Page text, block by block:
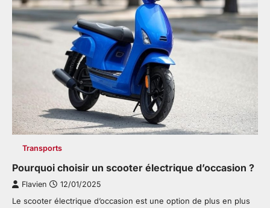
Transports
Pourquoi choisir un scooter électrique d’occasion ?
Flavien 12/01/2025
Le scooter électrique d’occasion est une option de plus en plus